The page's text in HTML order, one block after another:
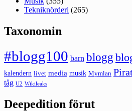
Tekniknörderi (265)
Taxonomin
#blogg100 barn blogg
kalendern livet media musik Mymlan
tåg U2 Wikileaks
Deepedition förut